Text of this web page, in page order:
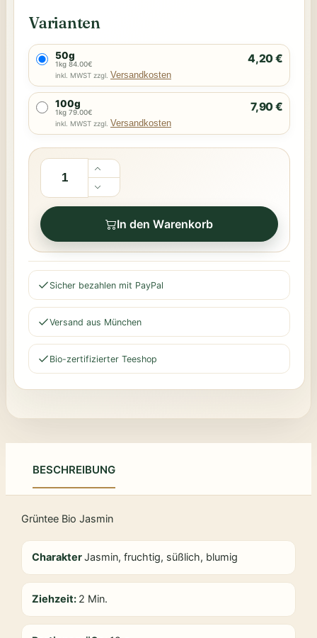
Varianten
50g
1kg 84.00€ 4,20 €
inkl. MWST zzgl. Versandkosten
100g
1kg 79.00€ 7,90 €
inkl. MWST zzgl. Versandkosten
In den Warenkorb
Sicher bezahlen mit PayPal
Versand aus München
Bio-zertifizierter Teeshop
BESCHREIBUNG
Grüntee Bio Jasmin
CharakterJasmin, fruchtig, süßlich, blumig
Ziehzeit: 2 Min.